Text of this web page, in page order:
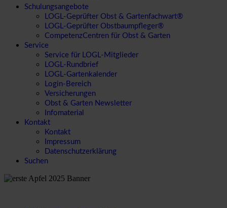
Schulungsangebote
LOGL-Geprüfter Obst & Gartenfachwart®
LOGL-Geprüfter Obstbaumpfleger®
CompetenzCentren für Obst & Garten
Service
Service für LOGL-Mitglieder
LOGL-Rundbrief
LOGL-Gartenkalender
Login-Bereich
Versicherungen
Obst & Garten Newsletter
Infomaterial
Kontakt
Kontakt
Impressum
Datenschutzerklärung
Suchen